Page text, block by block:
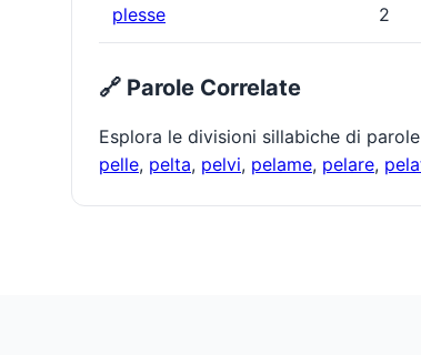
plesse 2
🔗 Parole Correlate
Esplora le divisioni sillabiche di
pelle, pelta, pelvi, pelame, pelare,